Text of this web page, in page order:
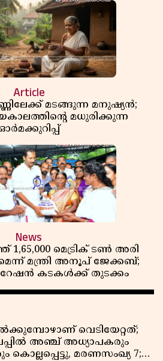
Article
മടങ്ങുന്ന മനുഷ്യൻ;
മധുരിക്കുന്ന
News
മെട്രിക് ടൺ അരി
മന്ത്രി അനൂപ് ജേക്കബ്;
കടകൾക്ക് തുടക്കം
വെടിയേറ്റത്;
അഞ്ച് അധ്യാപകരും
കൊല്ലപ്പെട്ടു, മരണസംഖ്യ 7;